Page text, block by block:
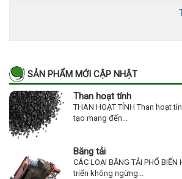
SẢN PHẨM MỚI CẬP NHẬT
Than hoạt tính
THAN HOẠT TÍNH Than hoạt
tạo mang đến...
Băng tải
CÁC LOẠI BĂNG TẢI PHỔ
triển không ngừng...